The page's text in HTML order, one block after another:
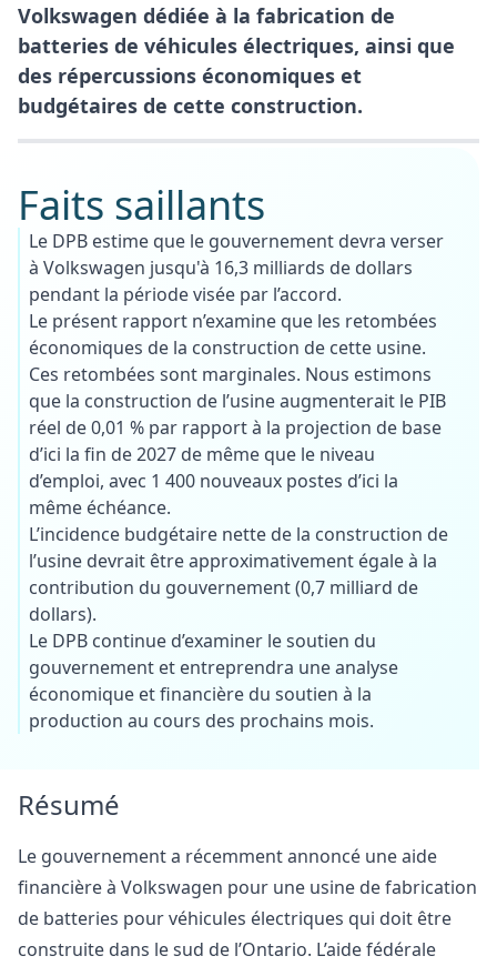
Volkswagen dédiée à la fabrication de
batteries de véhicules électriques, ainsi que
des répercussions économiques et
budgétaires de cette construction.
Faits saillants
Le DPB estime que le gouvernement devra verser
à Volkswagen jusqu'à 16,3 milliards de dollars
pendant la période visée par l’accord.
Le présent rapport n’examine que les retombées
économiques de la construction de cette usine.
Ces retombées sont marginales. Nous estimons
que la construction de l’usine augmenterait le PIB
réel de 0,01 % par rapport à la projection de base
d’ici la fin de 2027 de même que le niveau
d’emploi, avec 1 400 nouveaux postes d’ici la
même échéance.
L’incidence budgétaire nette de la construction de
l’usine devrait être approximativement égale à la
contribution du gouvernement (0,7 milliard de
dollars).
Le DPB continue d’examiner le soutien du
gouvernement et entreprendra une analyse
économique et financière du soutien à la
production au cours des prochains mois.
Résumé
Le gouvernement a récemment annoncé une aide
financière à Volkswagen pour une usine de fabrication
de batteries pour véhicules électriques qui doit être
construite dans le sud de l’Ontario. L’aide fédérale